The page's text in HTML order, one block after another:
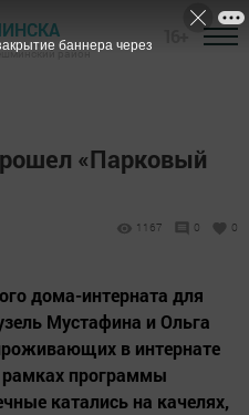
район
«Парковый
1167 0 0
дома-интерната для
Мустафина и Ольга
в интернате
рамках программы
катались на качелях,
баннера через